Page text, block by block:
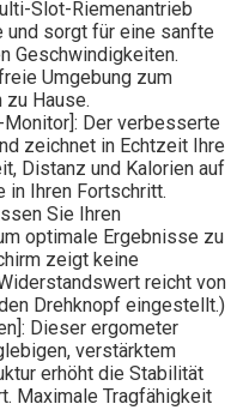
Slot-Riemenantrieb
und sorgt für eine sanfte
Geschwindigkeiten.
Umgebung zum
zu Hause.
Monitor]: Der verbesserte
zeichnet in Echtzeit Ihre
Distanz und Kalorien auf
in Ihren Fortschritt.
Sie Ihren
optimale Ergebnisse zu
zeigt keine
reicht von
Drehknopf eingestellt.)
Dieser ergometer
verstärktem
erhöht die Stabilität
Maximale Tragfähigkeit